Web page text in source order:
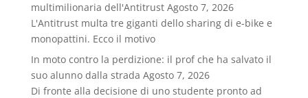
multimilionaria dell'Antitrust Agosto 7, 2026
L'Antitrust multa tre giganti dello sharing di e-bike e
monopattini. Ecco il motivo
In moto contro la perdizione: il prof che ha salvato il
suo alunno dalla strada Agosto 7, 2026
Di fronte alla decisione di uno studente pronto ad